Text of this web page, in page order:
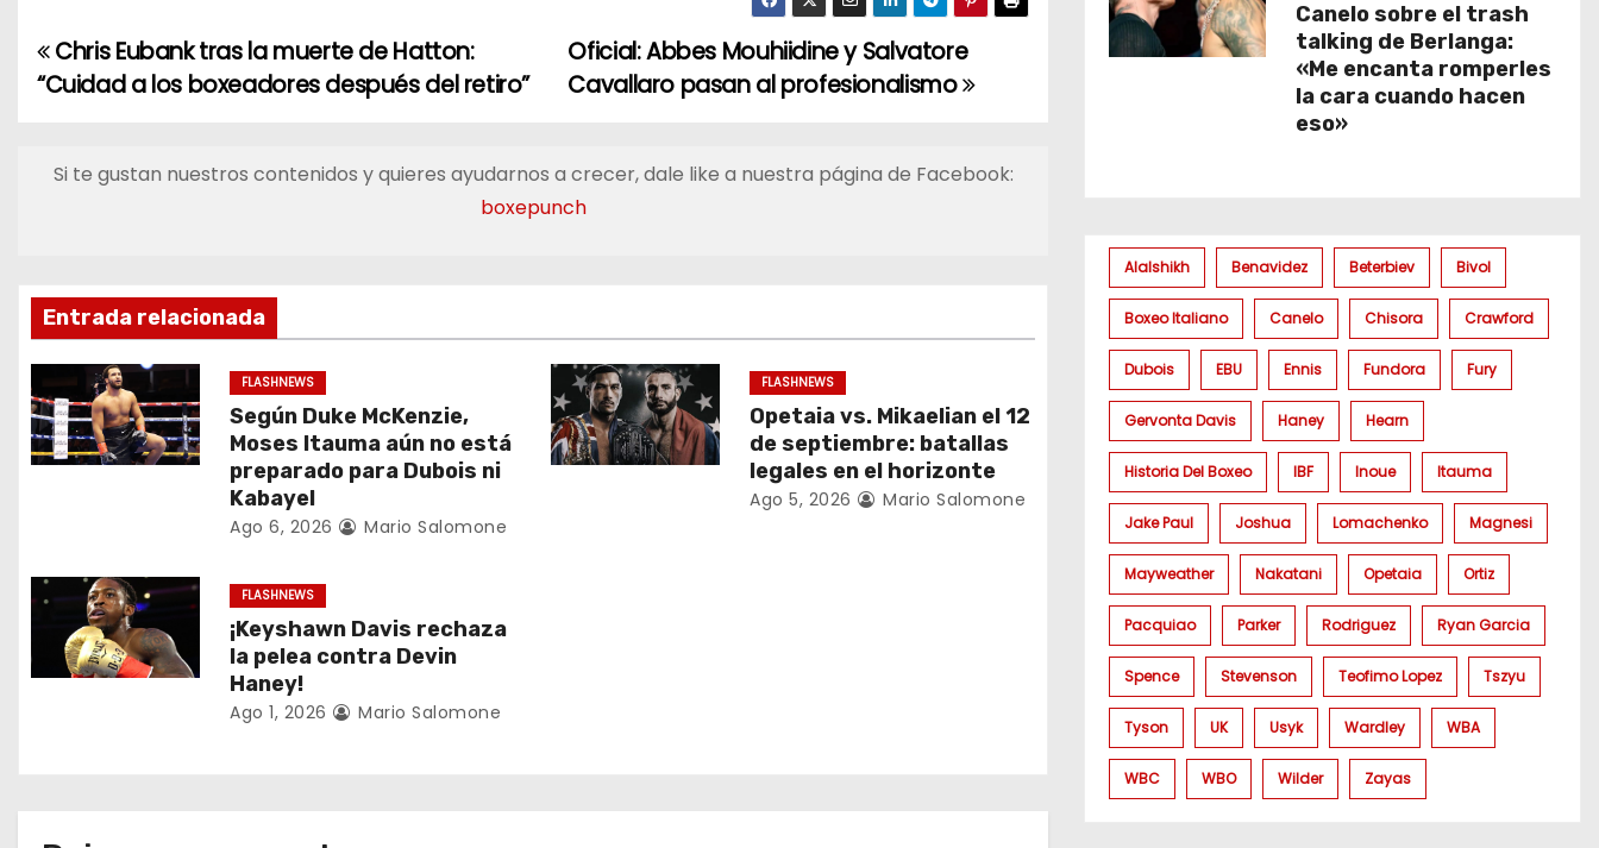
N
v
a
c
i
ó
e
Oficial: Abbes Mouhiidine y Salvatore
Cavallaro pasan al profesionalismo
Chris Eubank tras la muerte de Hatton:
“Cuidad a los boxeadores después del retiro”
Si te gustan nuestros contenidos y quieres ayudarnos a crecer, dale like a nuestra página de Facebook:
boxepunch
Entrada relacionada
FLASHNEWS
Según Duke McKenzie,
Moses Itauma aún no está
preparado para Dubois ni
Kabayel
Ago 6, 2026 Mario Salomone
FLASHNEWS
Opetaia vs. Mikaelian el 12
de septiembre: batallas
legales en el horizonte
Ago 5, 2026 Mario Salomone
FLASHNEWS
¡Keyshawn Davis rechaza
la pelea contra Devin
Haney!
Ago 1, 2026 Mario Salomone
Canelo sobre el trash
talking de Berlanga:
«Me encanta romperles
la cara cuando hacen
eso»
Alalshikh Benavidez Beterbiev Bivol
Boxeo Italiano Canelo Chisora Crawford
Dubois EBU Ennis Fundora Fury
Gervonta Davis Haney Hearn
Historia Del Boxeo IBF Inoue Itauma
Jake Paul Joshua Lomachenko Magnesi
Mayweather Nakatani Opetaia Ortiz
Pacquiao Parker Rodriguez Ryan Garcia
Spence Stevenson Teofimo Lopez Tszyu
Tyson UK Usyk Wardley WBA
WBC WBO Wilder Zayas